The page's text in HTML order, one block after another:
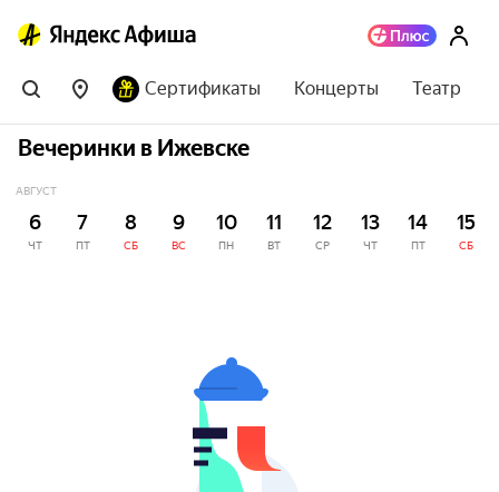
Сертификаты Концерты Театр
Вечеринки в Ижевске
АВГУСТ
6
ЧТ
7
ПТ
8
СБ
9
ВС
10
ПН
11
ВТ
12
СР
13
ЧТ
14
ПТ
15
СБ